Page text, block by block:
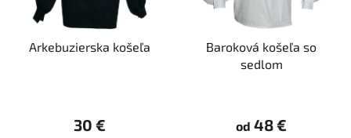
Arkebuzierska košeľa
30 €
Baroková košeľa so
sedlom
od 48 €